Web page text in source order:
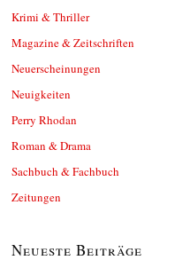
Krimi & Thriller
Magazine & Zeitschriften
Neuerscheinungen
Neuigkeiten
Perry Rhodan
Roman & Drama
Sachbuch & Fachbuch
Zeitungen
Neueste Beiträge